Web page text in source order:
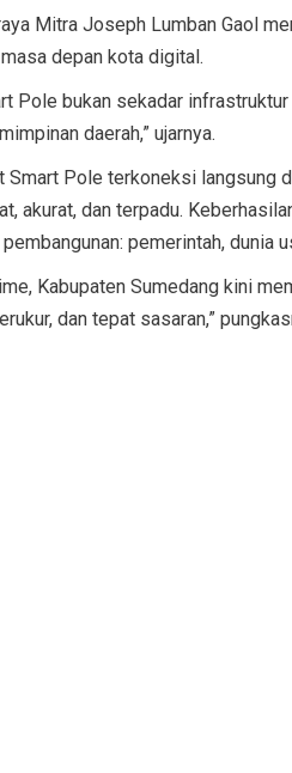
Mitra Joseph Lumban Gaol
depan kota digital.
Pole bukan sekadar
daerah,” ujarnya.
Pole terkoneksi langsung
akurat, dan terpadu.
pemerintah, dunia
Kabupaten Sumedang kini
dan tepat sasaran,”